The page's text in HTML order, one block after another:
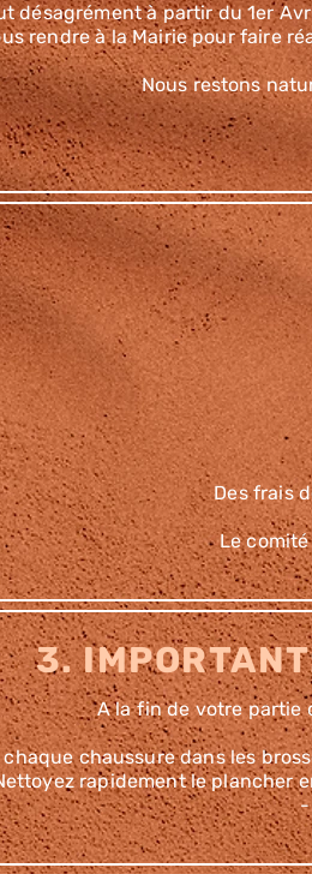
désagrément à partir du 1er
rendre à la Mairie pour faire
Nous restons
Des frais
Le
3.
A la fin de votre partie
chaque chaussure dans les
rapidement le plancher
-